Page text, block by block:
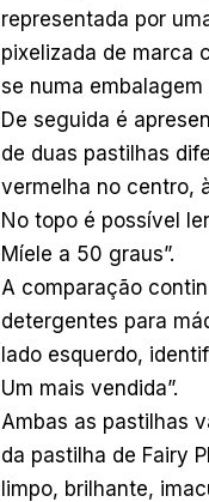
representada por
pixelizada de marca
se numa embalagem
De seguida é
de duas pastilhas
vermelha no centro,
No topo é possível
Míele a 50 graus”.
A comparação
detergentes para
lado esquerdo,
Um mais vendida”.
Ambas as pastilhas
da pastilha de Fairy
limpo, brilhante,